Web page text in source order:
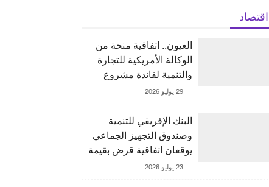
اقتصاد
العيون.. اتفاقية منحة من
الوكالة الأمريكية للتجارة
والتنمية لفائدة مشروع
“ORNX” بغية إنتاج الأمونيا
الخضراء
29 يوليو 2026
البنك الإفريقي للتنمية
وصندوق التجهيز الجماعي
يوقعان اتفاقية قرض بقيمة
150 مليون يورو لدعم23 يوليو 2026